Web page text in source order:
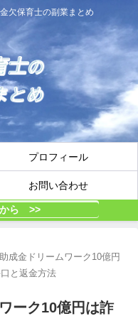
欠保育士の副業まとめ
プロフィール
お問い合わせ
から >>
成金ドリームワーク10億円
と返金方法
ーク10億円は詐